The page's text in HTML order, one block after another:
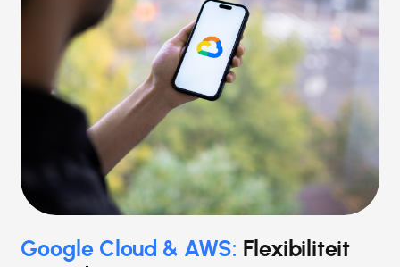
Google Cloud & AWS: Flexibiliteit